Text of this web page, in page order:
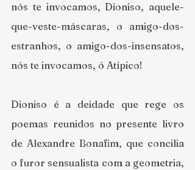
nós te invocamos, Dioniso, aquele-
que-veste-máscaras, o amigo-dos-
estranhos, o amigo-dos-insensatos,
nós te invocamos, ó Atípico!
Dioniso é a deidade que rege os
poemas reunidos no presente livro
de Alexandre Bonafim, que concilia
o furor sensualista com a geometria,